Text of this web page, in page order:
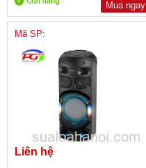
Mua ngay
Mã SP:
Liên hệ